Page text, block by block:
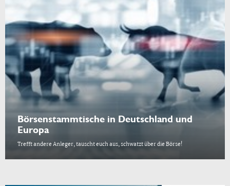
Börsenstammtische in Deutschland und
Europa
Trefft andere Anleger, tauscht euch aus, schwatzt über die Börse!